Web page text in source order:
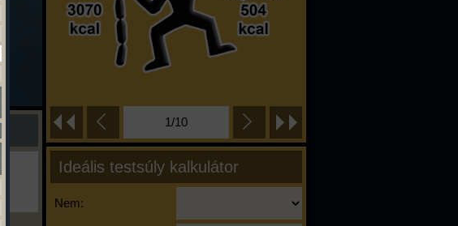
1/10
Ideális testsúly kalkulátor
Nem: